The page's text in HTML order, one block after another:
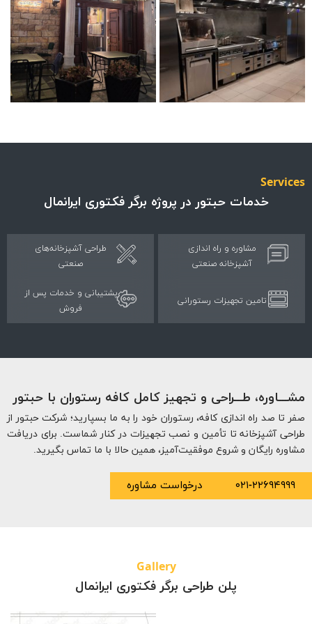
خدمات حبتور در پروژه برگر فکتوری ایرانمال
مشاوره و راه اندازی
آشپزخانه صنعتی
طراحی آشپزخانه‌های
صنعتی
تامین تجهیزات رستورانی
پشتیبانی و خدمات پس از
فروش
طـــراحی و تجهیز کامل کافه رستوران با حبتور
تا صد راه اندازی کافه، رستوران خود را به ما بسپارید؛ شرکت حبتور از
آشپزخانه تا تأمین و نصب تجهیزات در کنار شماست. برای دریافت
رایگان و شروع موفقیت‌آمیز، همین حالا با ما تماس بگیرید.
۲۲۶۹۴۹۹۹ درخواست مشاوره
Gallery
پلن طراحی برگر فکتوری ایرانمال